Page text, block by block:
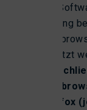
Die
Lösung
genutzt
Firefox